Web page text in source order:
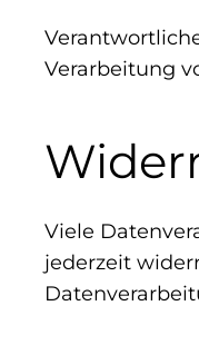
Verarbeitung
Viele
jederzeit